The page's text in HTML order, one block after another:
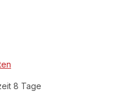
8 Tage